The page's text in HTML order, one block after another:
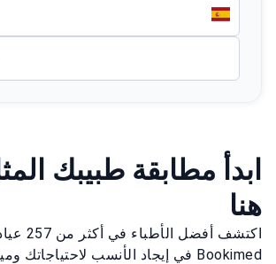
ابدأ مطابقة طبيبك
هنا
اكتشف
Bookimed في إيجاد الأنسب لاحتياجاتك وميزانيتك.